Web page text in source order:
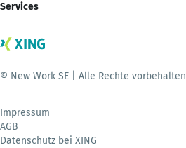
Services
© New Work SE | Alle Rechte vorbehalten
Impressum
AGB
Datenschutz bei XING